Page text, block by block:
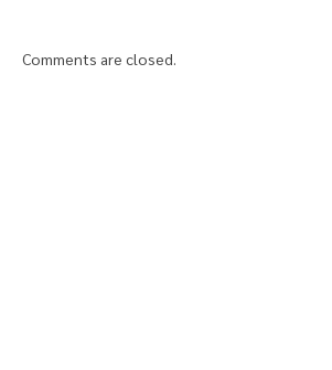
Comments are closed.